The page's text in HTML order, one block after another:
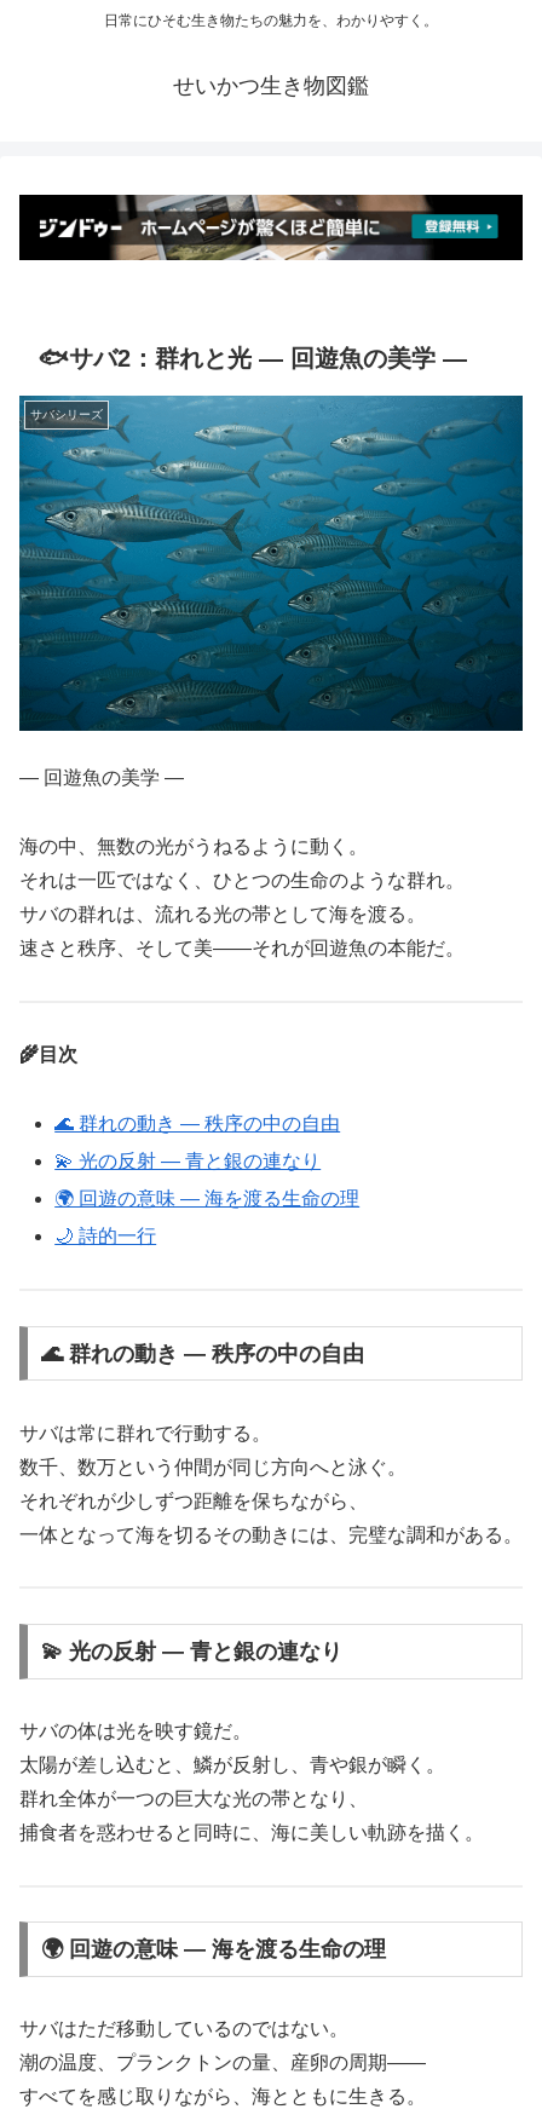
日常にひそむ生き物たちの魅力を、わかりやすく。
せいかつ生き物図鑑
🐟サバ2：群れと光 ― 回遊魚の美学 ―
サバシリーズ
― 回遊魚の美学 ―
海の中、無数の光がうねるように動く。
それは一匹ではなく、ひとつの生命のような群れ。
サバの群れは、流れる光の帯として海を渡る。
速さと秩序、そして美――それが回遊魚の本能だ。
🌾目次
🌊 群れの動き ― 秩序の中の自由
💫 光の反射 ― 青と銀の連なり
🌍 回遊の意味 ― 海を渡る生命の理
🌙 詩的一行
🌊 群れの動き ― 秩序の中の自由
サバは常に群れで行動する。
数千、数万という仲間が同じ方向へと泳ぐ。
それぞれが少しずつ距離を保ちながら、
一体となって海を切るその動きには、完璧な調和がある。
💫 光の反射 ― 青と銀の連なり
サバの体は光を映す鏡だ。
太陽が差し込むと、鱗が反射し、青や銀が瞬く。
群れ全体が一つの巨大な光の帯となり、
捕食者を惑わせると同時に、海に美しい軌跡を描く。
🌍 回遊の意味 ― 海を渡る生命の理
サバはただ移動しているのではない。
潮の温度、プランクトンの量、産卵の周期――
すべてを感じ取りながら、海とともに生きる。